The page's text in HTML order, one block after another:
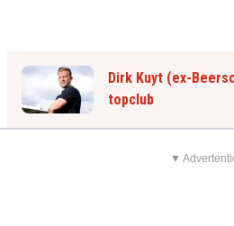
Dirk Kuyt (ex-
topclub
▼